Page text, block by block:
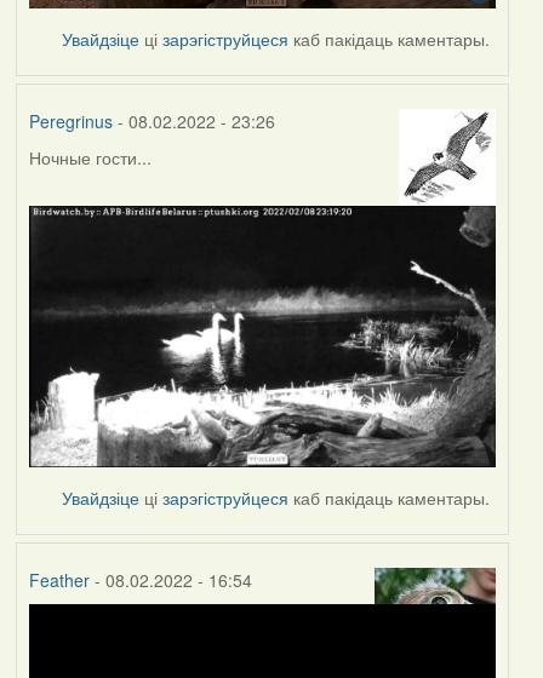
Увайдзіце цізарэгіструйцеся каб пакідаць каментары.
Peregrinus- 08.02.2022 - 23:26
Ночные гости...
Увайдзіце цізарэгіструйцеся каб пакідаць каментары.
Feather- 08.02.2022 - 16:54